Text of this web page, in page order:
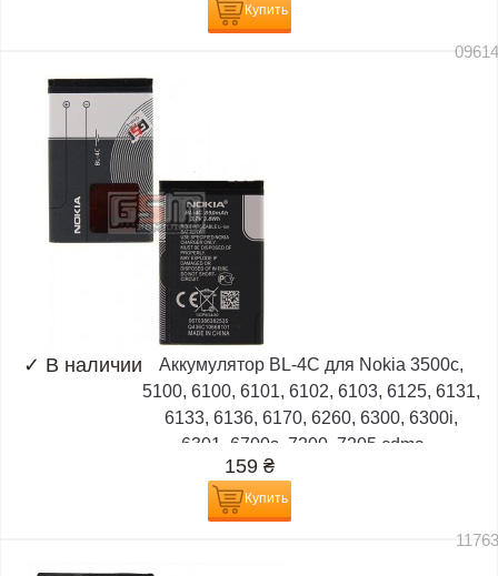
Купить
✓ В наличии
Аккумулятор BL-4C для Nokia 3500c,
5100, 6100, 6101, 6102, 6103, 6125, 6131,
6133, 6136, 6170, 6260, 6300, 6300i,
6301, 6700s, 7200, 7205 cdma,...
159 ₴
Купить